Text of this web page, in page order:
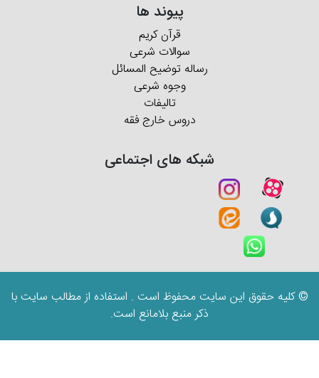
پیوند ها
قرآن کریم
سوالات شرعی
رساله توضیح المسائل
وجوه شرعی
تالیفات
دروس خارج فقه
شبکه های اجتماعی
© کلیه حقوق این سایت محفوظ است . استفاده از مطالب سایت با
ذکر منبع بلامانع است.